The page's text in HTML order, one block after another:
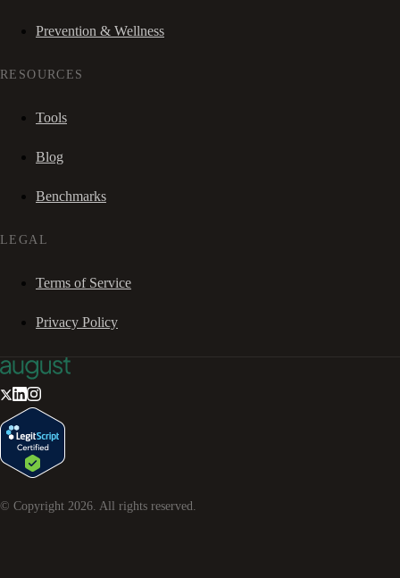
Prevention & Wellness
RESOURCES
Tools
Blog
Benchmarks
LEGAL
Terms of Service
Privacy Policy
© Copyright 2026 . All rights reserved.